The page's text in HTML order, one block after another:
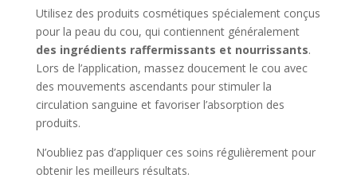
Utilisez des produits cosmétiques spécialement conçus
pour la peau du cou, qui contiennent généralement
des ingrédients raffermissants et nourrissants.
Lors de l’application, massez doucement le cou avec
des mouvements ascendants pour stimuler la
circulation sanguine et favoriser l’absorption des
produits.
N’oubliez pas d’appliquer ces soins régulièrement pour
obtenir les meilleurs résultats.